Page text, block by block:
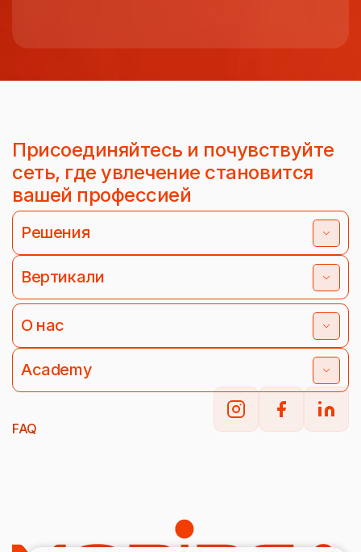
Присоединяйтесь и почувствуйте
сеть, где увлечение становится
вашей профессией
Решения
Вертикали
О нас
Academy
FAQ